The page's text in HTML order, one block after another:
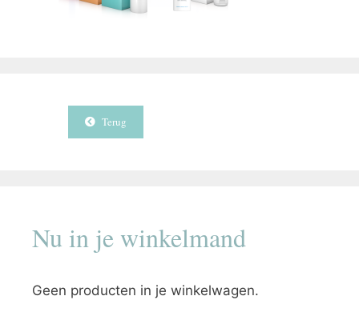
Terug
Nu in je winkelmand
Geen producten in je winkelwagen.